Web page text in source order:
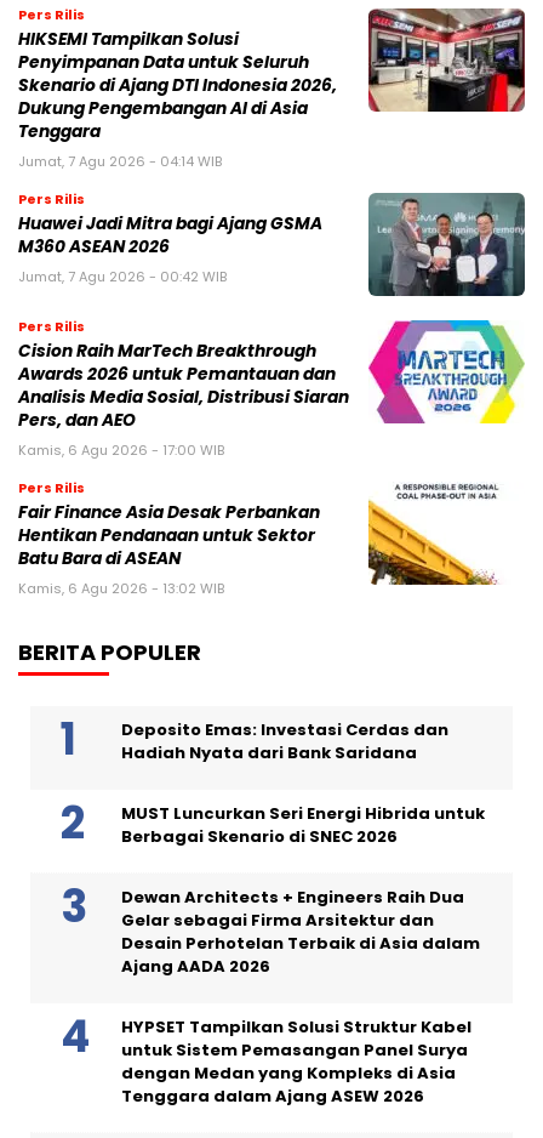
Pers Rilis
HIKSEMI Tampilkan Solusi
Penyimpanan Data untuk Seluruh
Skenario di Ajang DTI Indonesia 2026,
Dukung Pengembangan AI di Asia
Tenggara
Jumat, 7 Agu 2026 - 04:14 WIB
Pers Rilis
Huawei Jadi Mitra bagi Ajang GSMA
M360 ASEAN 2026
Jumat, 7 Agu 2026 - 00:42 WIB
Pers Rilis
Cision Raih MarTech Breakthrough
Awards 2026 untuk Pemantauan dan
Analisis Media Sosial, Distribusi Siaran
Pers, dan AEO
Kamis, 6 Agu 2026 - 17:00 WIB
Pers Rilis
Fair Finance Asia Desak Perbankan
Hentikan Pendanaan untuk Sektor
Batu Bara di ASEAN
Kamis, 6 Agu 2026 - 13:02 WIB
BERITA POPULER
Deposito Emas: Investasi Cerdas dan
Hadiah Nyata dari Bank Saridana
MUST Luncurkan Seri Energi Hibrida untuk
Berbagai Skenario di SNEC 2026
Dewan Architects + Engineers Raih Dua
Gelar sebagai Firma Arsitektur dan
Desain Perhotelan Terbaik di Asia dalam
Ajang AADA 2026
HYPSET Tampilkan Solusi Struktur Kabel
untuk Sistem Pemasangan Panel Surya
dengan Medan yang Kompleks di Asia
Tenggara dalam Ajang ASEW 2026